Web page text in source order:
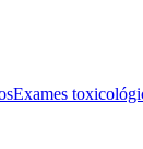
Exames